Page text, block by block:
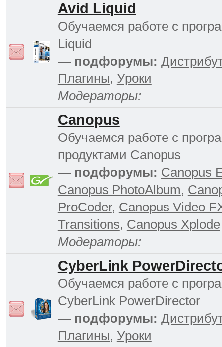
Avid Liquid
Обучаемся работе с
Liquid
— подфорумы:
Плагины, Уроки
Модераторы:
Canopus
Обучаемся работе с
продуктами Canopus
— подфорумы: Canopus
Canopus PhotoAlbum,
ProCoder, Canopus Video
Transitions, Canopus Xplode
Модераторы:
CyberLink
Обучаемся работе с
CyberLink PowerDirector
— подфорумы:
Плагины, Уроки